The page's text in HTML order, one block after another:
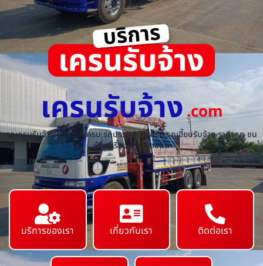
เครนรับจ้าง.com
รถเครนรับจ้าง ให้เช่ารถเครน รถบรรทุกติดเครน รถเฮี๊ยบรับจ้าง ราคาถูก ขน
ย้ายเครื่องจักร ทุกชนิด
บริการของเรา เกี่ยวกับเรา ติดต่อเรา